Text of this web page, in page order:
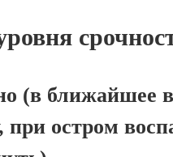
(в ближайшее
при остром